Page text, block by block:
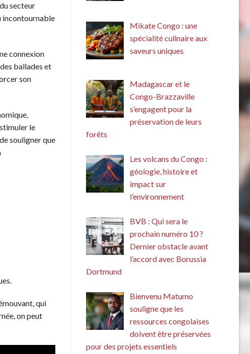
secteur
incontournable
connexion
ballades et
son
le
souligner que
qui
on peut
Mikate Congo : une
spécialité culinaire aux
saveurs uniques
Madagascar et le
Congo-Brazzaville
s’engagent pour la
préservation de leurs
forêts
Les volcans du Congo :
géologie, histoire et
impact sur
l’environnement
BVB : Qui sera le
prochain numéro 10 ?
Dernier obstacle avant
l’accord avec Borussia
Dortmund
Bienvenu Matumo
souligne que les
ressources congolaises
doivent être préservées
pour des projets essentiels